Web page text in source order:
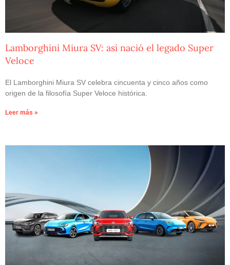
Lamborghini Miura SV: así nació el legado Super
Veloce
El Lamborghini Miura SV celebra cincuenta y cinco años como
origen de la filosofía Super Veloce histórica.
Leer más »